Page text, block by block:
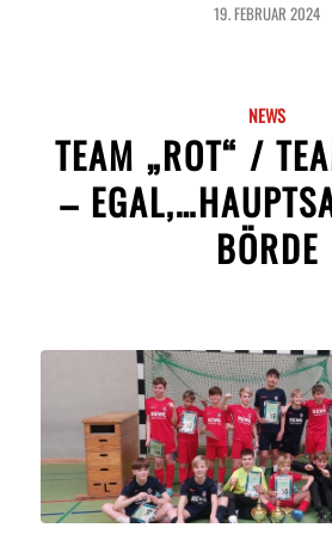
19. FEBRUAR 2024
NEWS
TEAM „ROT“ /
–
BÖRDE